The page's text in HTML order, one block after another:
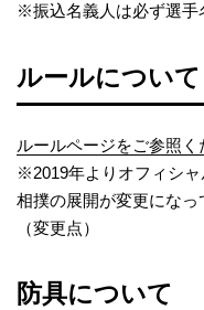
※振込名義人は必ず選手
ルールについて
ルールページをご参照く
※2019年よりオフィシ
相撲の展開が変更になっ
（変更点）
防具について